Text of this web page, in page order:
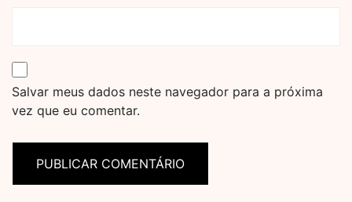
Salvar meus dados neste navegador para a próxima
vez que eu comentar.